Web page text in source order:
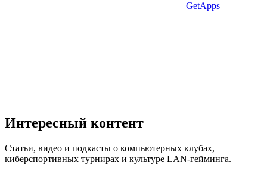
GetApps
Интересный контент
Статьи, видео и подкасты о компьютерных клубах,
киберспортивных турнирах и культуре LAN-гейминга.